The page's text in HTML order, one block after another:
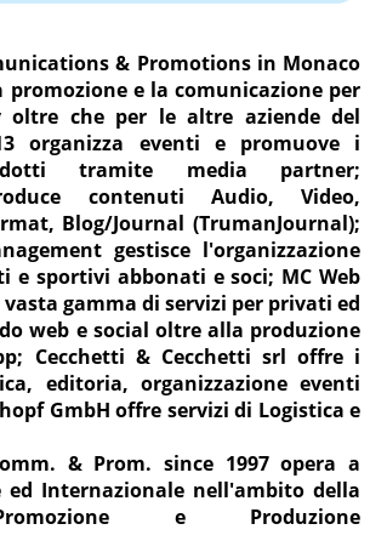
& Promotions in Monaco
promozione e la comunicazione per
oltre che per le altre aziende del
organizza eventi e promuove i
tramite media partner;
contenuti Audio, Video,
Blog/Journal (TrumanJournal);
gestisce l'organizzazione
e sportivi abbonati e soci; MC Web
gamma di servizi per privati ed
web e social oltre alla produzione
Cecchetti & Cecchetti srl offre i
editoria, organizzazione eventi
GmbH offre servizi di Logistica e
& Prom. since 1997 opera a
ed Internazionale nell'ambito della
e Produzione